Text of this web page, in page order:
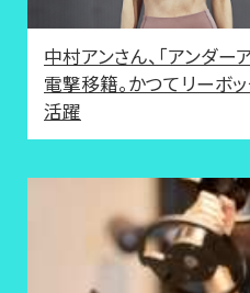
中村アンさん、「アンダー
電撃移籍。かつてリーボ
活躍